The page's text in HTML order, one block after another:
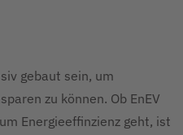
gebaut sein, um
zu können. Ob EnEV
Energieeffinzienz geht, ist